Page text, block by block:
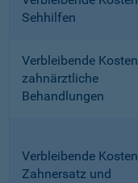
Sehhilfen
Verbleibende Kosten
zahnärztliche
Behandlungen
Verbleibende Kosten
Zahnersatz und